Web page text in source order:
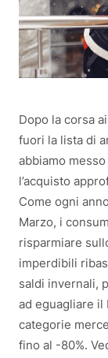
Dopo la corsa
fuori la lista di
abbiamo
l’acquisto
Come ogni
Marzo, i
risparmiare
imperdibili
saldi invernali,
ad eguagliare il
categorie
fino al -80%.